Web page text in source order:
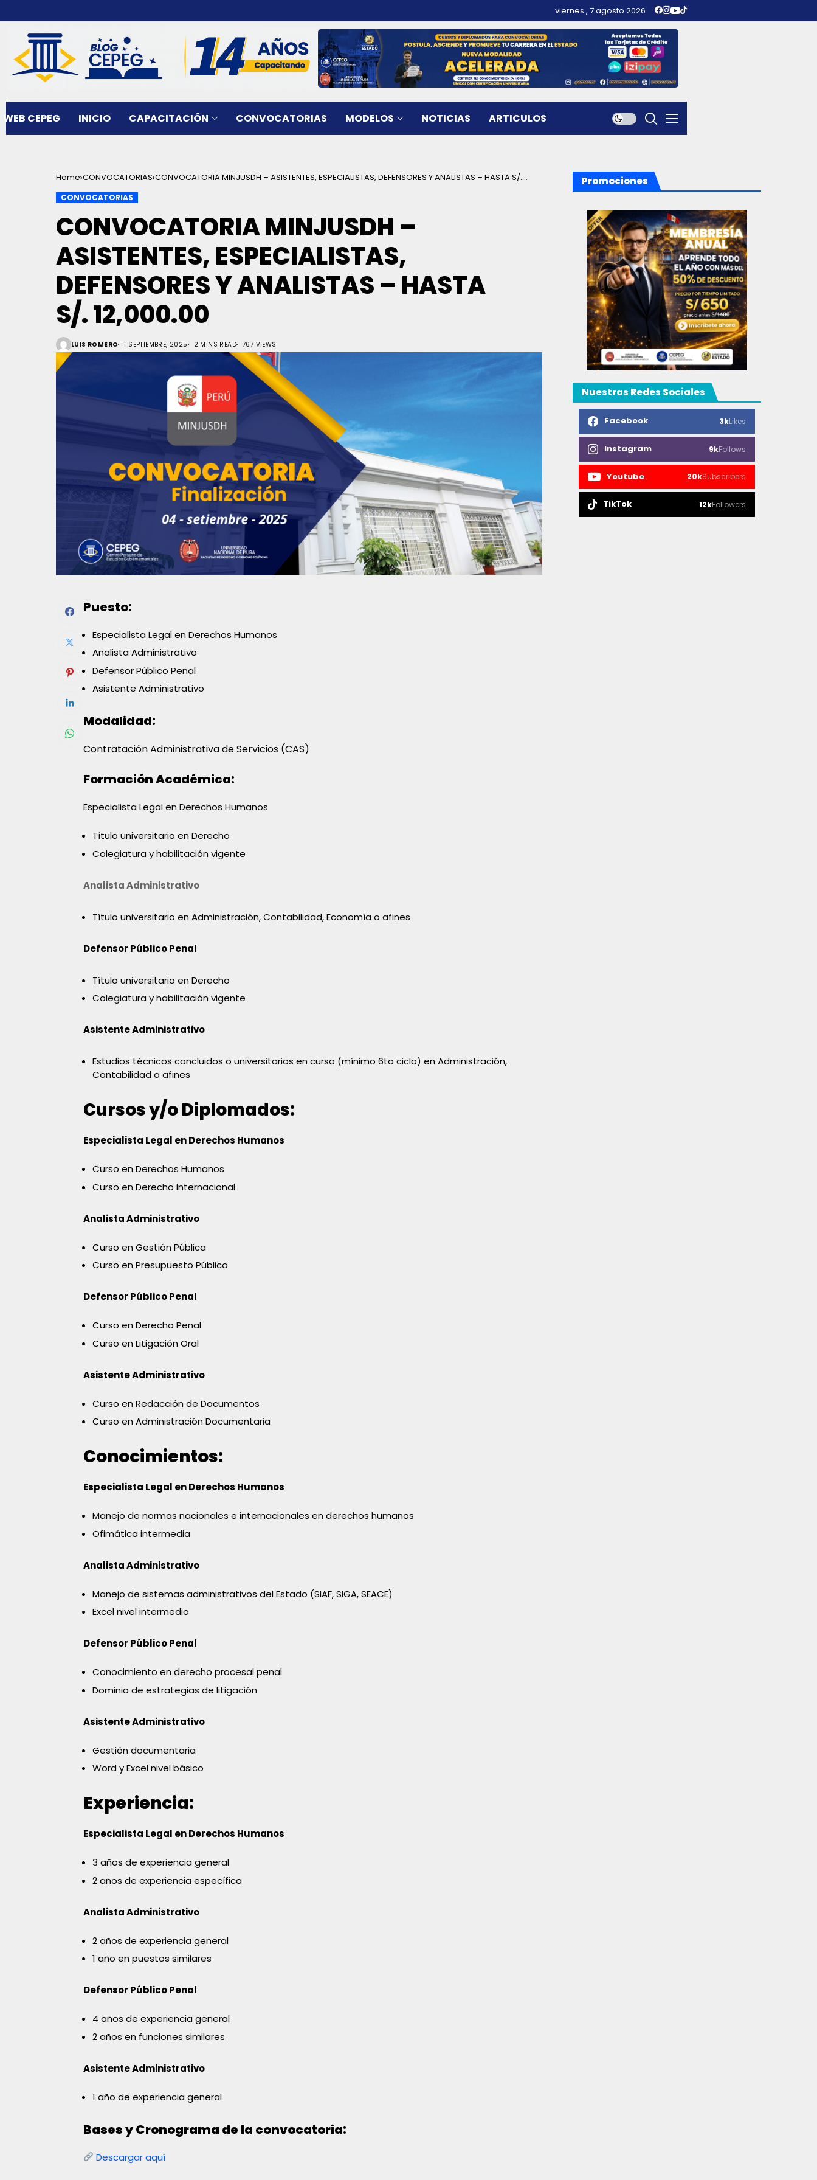
viernes , 7 agosto 2026
WEB CEPEG INICIO CAPACITACIÓN CONVOCATORIAS MODELOS NOTICIAS ARTICULOS
Home CONVOCATORIAS CONVOCATORIA MINJUSDH – ASISTENTES, ESPECIALISTAS, DEFENSORES Y ANALISTAS – HASTA S/.
CONVOCATORIAS
CONVOCATORIA MINJUSDH –
ASISTENTES, ESPECIALISTAS,
DEFENSORES Y ANALISTAS – HASTA
S/. 12,000.00
LUIS ROMERO 1 SEPTIEMBRE, 2025 2 MINS READ 767 VIEWS
Puesto:
Especialista Legal en Derechos Humanos
Analista Administrativo
Defensor Público Penal
Asistente Administrativo
Modalidad:
Contratación Administrativa de Servicios (CAS)
Formación Académica:
Especialista Legal en Derechos Humanos
Título universitario en Derecho
Colegiatura y habilitación vigente
Analista Administrativo
Título universitario en Administración, Contabilidad, Economía o afines
Defensor Público Penal
Título universitario en Derecho
Colegiatura y habilitación vigente
Asistente Administrativo
Estudios técnicos concluidos o universitarios en curso (mínimo 6to ciclo) en Administración,
Contabilidad o afines
Cursos y/o Diplomados:
Especialista Legal en Derechos Humanos
Curso en Derechos Humanos
Curso en Derecho Internacional
Analista Administrativo
Curso en Gestión Pública
Curso en Presupuesto Público
Defensor Público Penal
Curso en Derecho Penal
Curso en Litigación Oral
Asistente Administrativo
Curso en Redacción de Documentos
Curso en Administración Documentaria
Conocimientos:
Especialista Legal en Derechos Humanos
Manejo de normas nacionales e internacionales en derechos humanos
Ofimática intermedia
Analista Administrativo
Manejo de sistemas administrativos del Estado (SIAF, SIGA, SEACE)
Excel nivel intermedio
Defensor Público Penal
Conocimiento en derecho procesal penal
Dominio de estrategias de litigación
Asistente Administrativo
Gestión documentaria
Word y Excel nivel básico
Experiencia:
Especialista Legal en Derechos Humanos
3 años de experiencia general
2 años de experiencia específica
Analista Administrativo
2 años de experiencia general
1 año en puestos similares
Defensor Público Penal
4 años de experiencia general
2 años en funciones similares
Asistente Administrativo
1 año de experiencia general
Bases y Cronograma de la convocatoria:
Descargar aquí
Promociones
Nuestras Redes Sociales
Facebook 3kLikes
Instagram 9kFollows
Youtube 20kSubscribers
TikTok 12kFollowers